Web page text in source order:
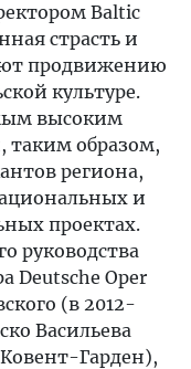
Baltic
страсть и
продвижению
культуре.
высоким
таким образом,
региона,
и
проектах.
руководства
Deutsche Oper
(в 2012-
Васильева
Гарден),